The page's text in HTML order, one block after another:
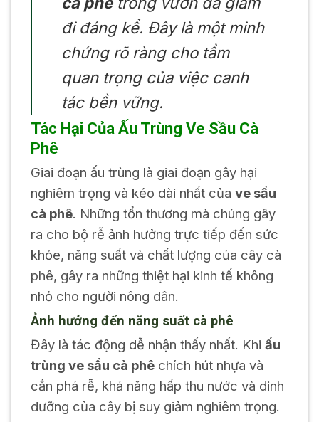
đi đáng kể. Đây là một minh
chứng rõ ràng cho tầm
quan trọng của việc canh
tác bền vững.
Tác Hại Của Ấu Trùng Ve Sầu Cà
Phê
Giai đoạn ấu trùng là giai đoạn gây hại
nghiêm trọng và kéo dài nhất của ve sầu
cà phê. Những tổn thương mà chúng gây
ra cho bộ rễ ảnh hưởng trực tiếp đến sức
khỏe, năng suất và chất lượng của cây cà
phê, gây ra những thiệt hại kinh tế không
nhỏ cho người nông dân.
Ảnh hưởng đến năng suất cà phê
Đây là tác động dễ nhận thấy nhất. Khi ấu
trùng ve sầu cà phêchích hút nhựa và
cắn phá rễ, khả năng hấp thu nước và dinh
dưỡng của cây bị suy giảm nghiêm trọng.